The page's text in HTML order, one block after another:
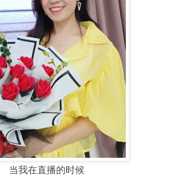
当我在直播的时候